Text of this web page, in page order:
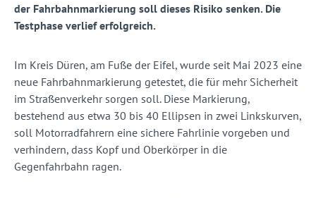
der Fahrbahnmarkierung soll dieses Risiko senken. Die
Testphase verlief erfolgreich.
Im Kreis Düren, am Fuße der Eifel, wurde seit Mai 2023 eine
neue Fahrbahnmarkierung getestet, die für mehr Sicherheit
im Straßenverkehr sorgen soll. Diese Markierung,
bestehend aus etwa 30 bis 40 Ellipsen in zwei Linkskurven,
soll Motorradfahrern eine sichere Fahrlinie vorgeben und
verhindern, dass Kopf und Oberkörper in die
Gegenfahrbahn ragen.